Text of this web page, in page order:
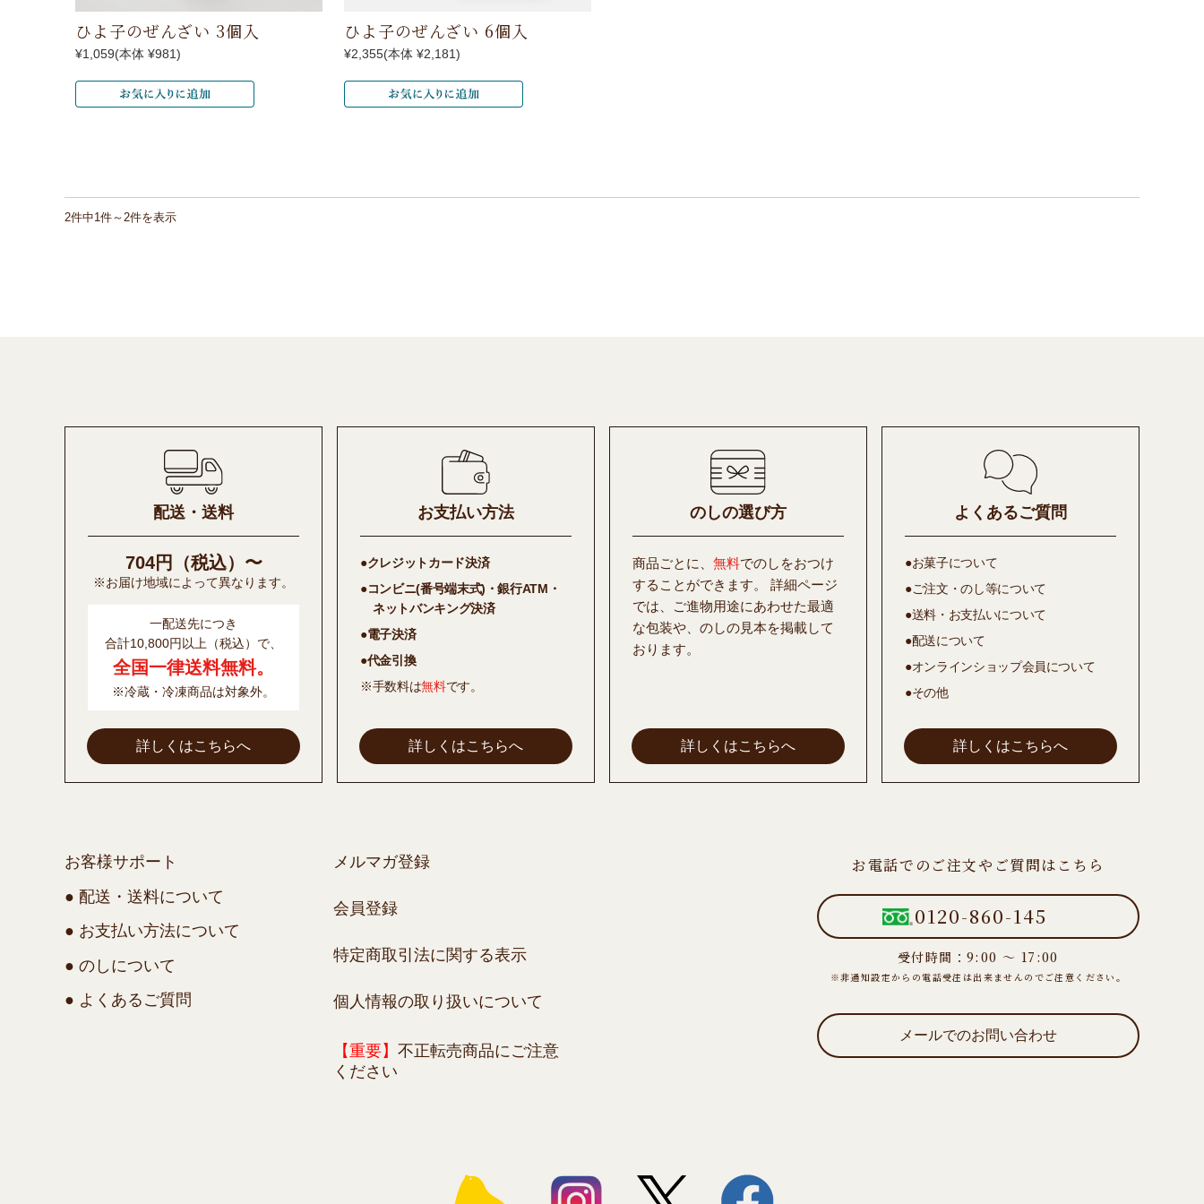
ひよ子のぜんざい 3個入
¥1,059(本体 ¥981)
ひよ子のぜんざい 6個入
¥2,355(本体 ¥2,181)
2件中1件～2件を表示
配送・送料
704円（税込）〜
※お届け地域によって異なります。
一配送先につき
合計10,800円以上（税込）で、
全国一律送料無料。
※冷蔵・冷凍商品は対象外。
詳しくはこちらへ
お支払い方法
●クレジットカード決済
●コンビニ(番号端末式)・銀行ATM・
ネットバンキング決済
●電子決済
●代金引換
※手数料は無料です。
詳しくはこちらへ
のしの選び方
商品ごとに、 無料でのしをおつけ
することができます。 詳細ページ
では、ご進物用途にあわせた最適
な包装や、のしの見本を掲載して
おります。
詳しくはこちらへ
よくあるご質問
●お菓子について
●ご注文・のし等について
●送料・お支払いについて
●配送について
●オンラインショップ会員について
●その他
詳しくはこちらへ
お客様サポート
● 配送・送料について
● お支払い方法について
● のしについて
● よくあるご質問
メルマガ登録
会員登録
特定商取引法に関する表示
個人情報の取り扱いについて
【重要】 不正転売商品にご注意
ください
お電話でのご注文やご質問はこちら
0120-860-145
受付時間：9:00 ～ 17:00
※非通知設定からの電話受注は出来ませんのでご注意ください。
メールでのお問い合わせ